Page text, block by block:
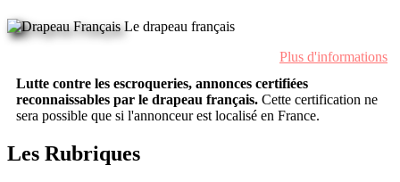
Le drapeau français
Plus d'informations
Lutte contre les escroqueries, annonces certifiées
reconnaissables par le drapeau français. Cette certification ne
sera possible que si l'annonceur est localisé en France.
Les Rubriques